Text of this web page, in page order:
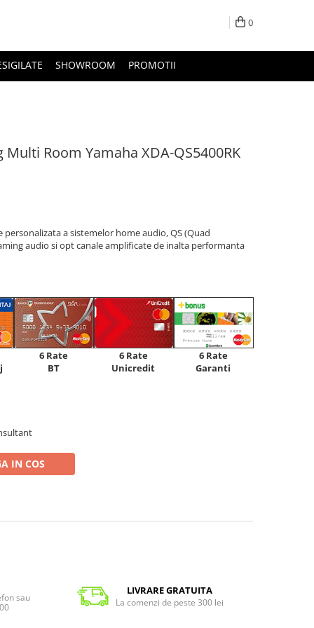
0
SHOWROOM PROMOTII
Room Yamaha XDA-QS5400RK
a sistemelor home audio, QS (Quad
audio si opt canale amplificate de inalta performanta
6 Rate
BT
6 Rate
Unicredit
6 Rate
Garanti
IN COS
sau
LIVRARE GRATUITA
La comenzi de peste 300 lei